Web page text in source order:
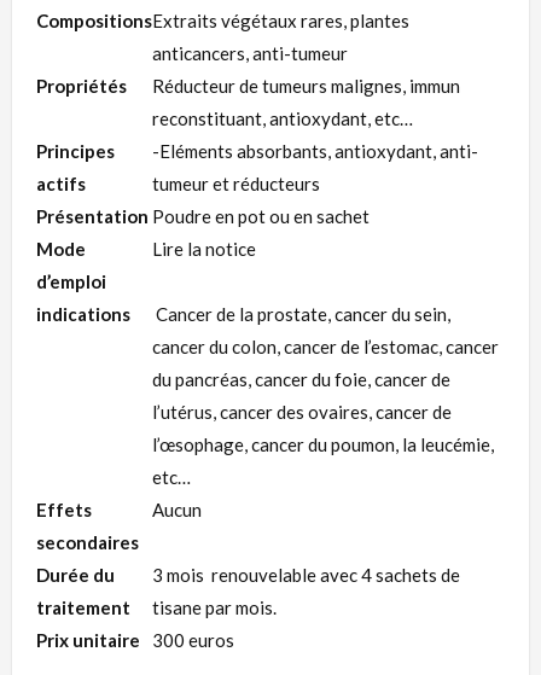
CompositionsExtraits végétaux rares, plantes
anticancers, anti-tumeur
Propriétés
Réducteur de tumeurs malignes, immun
reconstituant, antioxydant, etc…
Principes
actifs
-Eléments absorbants, antioxydant, anti-
tumeur et réducteurs
Présentation Poudre en pot ou en sachet
Mode
d’emploi
Lire la notice
indications
Cancer de la prostate, cancer du sein,
cancer du colon, cancer de l’estomac, cancer
du pancréas, cancer du foie, cancer de
l’utérus, cancer des ovaires, cancer de
l’œsophage, cancer du poumon, la leucémie,
etc…
Effets
secondaires
Aucun
Durée du
traitement
3 mois renouvelable avec 4 sachets de
tisane par mois.
Prix unitaire
300 euros